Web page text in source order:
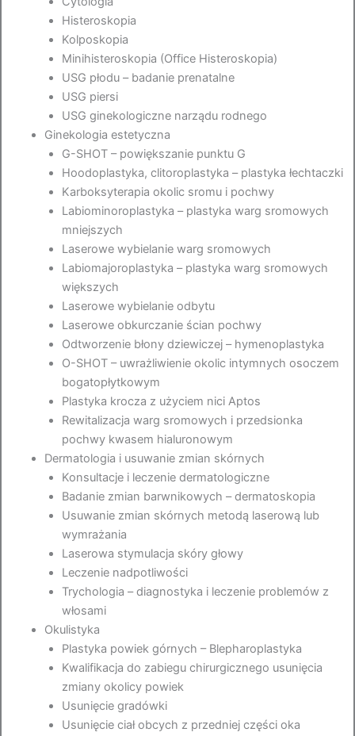
Histeroskopia
Kolposkopia
Minihisteroskopia (Office Histeroskopia)
USG płodu – badanie prenatalne
USG piersi
USG ginekologiczne narządu rodnego
Ginekologia estetyczna
G-SHOT – powiększanie punktu G
Hoodoplastyka, clitoroplastyka – plastyka łechtaczki
Karboksyterapia okolic sromu i pochwy
Labiominoroplastyka – plastyka warg sromowych
mniejszych
Laserowe wybielanie warg sromowych
Labiomajoroplastyka – plastyka warg sromowych
większych
Laserowe wybielanie odbytu
Laserowe obkurczanie ścian pochwy
Odtworzenie błony dziewiczej – hymenoplastyka
O-SHOT – uwrażliwienie okolic intymnych osoczem
bogatopłytkowym
Plastyka krocza z użyciem nici Aptos
Rewitalizacja warg sromowych i przedsionka
pochwy kwasem hialuronowym
Dermatologia i usuwanie zmian skórnych
Konsultacje i leczenie dermatologiczne
Badanie zmian barwnikowych – dermatoskopia
Usuwanie zmian skórnych metodą laserową lub
wymrażania
Laserowa stymulacja skóry głowy
Leczenie nadpotliwości
Trychologia – diagnostyka i leczenie problemów z
włosami
Okulistyka
Plastyka powiek górnych – Blepharoplastyka
Kwalifikacja do zabiegu chirurgicznego usunięcia
zmiany okolicy powiek
Usunięcie gradówki
Usunięcie ciał obcych z przedniej części oka